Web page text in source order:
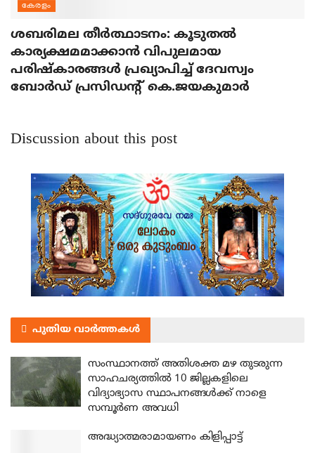
കേരളം
ശബരിമല തീര്‍ത്ഥാടനം: കൂടുതല്‍
കാര്യക്ഷമമാക്കാന്‍ വിപുലമായ
പരിഷ്‌കാരങ്ങള്‍ പ്രഖ്യാപിച്ച് ദേവസ്വം
ബോര്‍ഡ് പ്രസിഡന്റ് കെ.ജയകുമാര്‍
Discussion about this post
പുതിയ വാർത്തകൾ
സംസ്ഥാനത്ത് അതിശക്ത മഴ തുടരുന്ന
സാഹചര്യത്തിൽ 10 ജില്ലകളിലെ
വിദ്യാഭ്യാസ സ്ഥാപനങ്ങൾക്ക് നാളെ
സമ്പൂർണ അവധി
അദ്ധ്യാത്മരാമായണം കിളിപ്പാട്ട്